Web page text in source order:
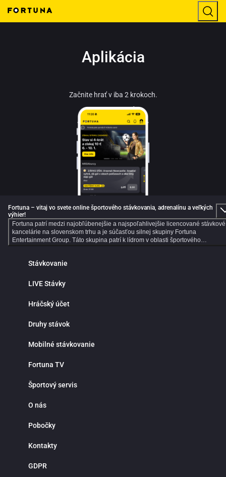
Aplikácia
Začnite hrať v iba 2 krokoch.
Fortuna – vitaj vo svete online športového stávkovania, adrenalínu a veľkých
výhier!
Fortuna patrí medzi najobľúbenejšie a najspoľahlivejšie licencované stávkové
kancelárie na slovenskom trhu a je súčasťou silnej skupiny Fortuna
Entertainment Group. Táto skupina patrí k lídrom v oblasti športového
stávkovania v strednej Európe a už viac ako 30 rokov prináša hráčom kvalitné
Dlhoročné skúsenosti, moderné technológie a dôraz na bezpečnosť robia z
Online športové stávkovanie vo Fortune ponúka tisíce predzápasových aj live
stávok každý deň. V ponuke nájdeš populárne športy ako futbal, hokej, tenis,
športových udalostí z celého sveta. Prehľadné rozhranie ti umožní rýchlo nájsť
kurzov. Jednou z hlavných výhod online športového stávkovania je pohodlie a
nepretržitý prístup k stávkam. Nemusíš navštevovať kamenné pobočky ani
počítači. Fortuna funguje nonstop a ponúka rýchle vyhodnotenie tiketov,
Prečo stávkovať práve vo Fortune? Okrem bohatej ponuky športových udalostí
domácich aj zahraničných líg, vrátane slovenského a českého futbalu či
stávkovanie, Fortuna ti poskytne všetky nástroje na profesionálne tipovanie.
počas celého stretnutia. Stav na góly, rohy, fauly, vylúčenia alebo ďalší vývoj
ideálne pre skúsenejších tipérov aj pre hráčov, ktorí majú radi dynamiku a
rýchle rozhodovanie. Fortuna myslí aj na nových hráčov. Pre
stávky bez rizika a pravidelné promo akcie. Verní hráči môžu získať rôzne
Stávkovanie
LIVE Stávky
Hráčský účet
Druhy stávok
Mobilné stávkovanie
Fortuna TV
Športový servis
O nás
Pobočky
Kontakty
GDPR